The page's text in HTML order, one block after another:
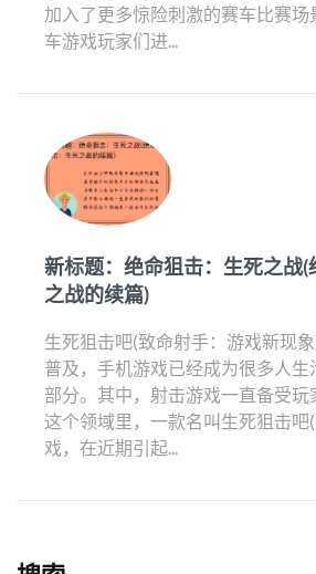
加入了更多惊险刺激的赛车比赛场
车游戏玩家们进...
新标题：绝命狙击：生死之战(
之战的续篇)
生死狙击吧(致命射手：游戏新现
普及，手机游戏已经成为很多人
部分。其中，射击游戏一直备受玩
这个领域里，一款名叫生死狙击吧
戏，在近期引起...